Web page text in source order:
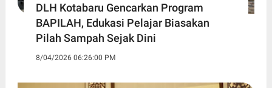
DLH Kotabaru Gencarkan Program
BAPILAH, Edukasi Pelajar Biasakan
Pilah Sampah Sejak Dini
8/04/2026 06:26:00 PM